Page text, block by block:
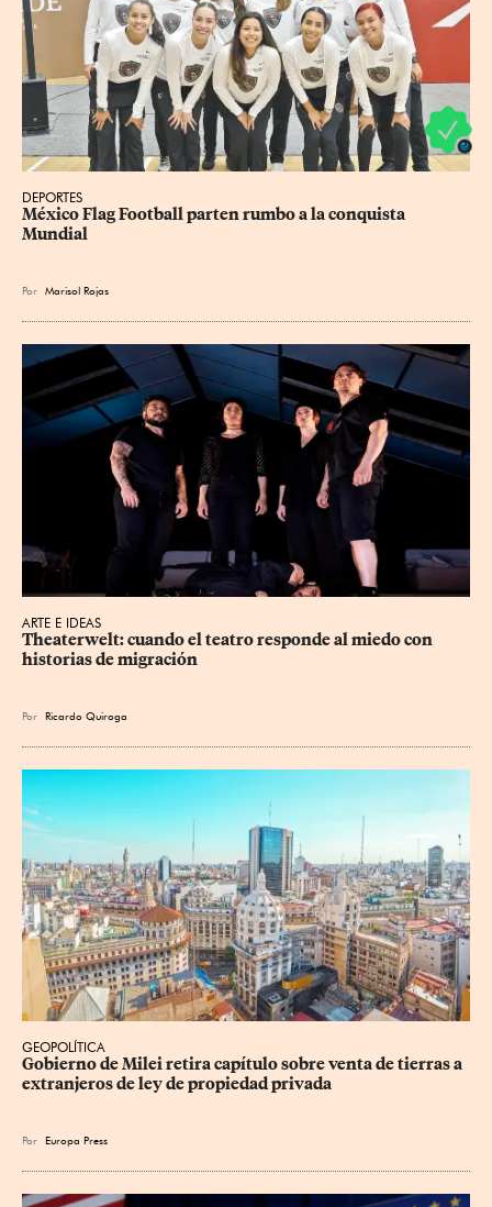
DEPORTES
México Flag Football parten rumbo a la conquista
Mundial
Por Marisol Rojas
ARTE E IDEAS
Theaterwelt: cuando el teatro responde al miedo con
historias de migración
Por Ricardo Quiroga
GEOPOLÍTICA
Gobierno de Milei retira capítulo sobre venta de tierras a
extranjeros de ley de propiedad privada
Por Europa Press